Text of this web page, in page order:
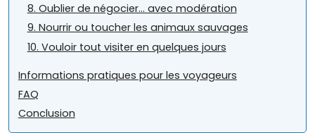
8. Oublier de négocier… avec modération
9. Nourrir ou toucher les animaux sauvages
10. Vouloir tout visiter en quelques jours
Informations pratiques pour les voyageurs
FAQ
Conclusion